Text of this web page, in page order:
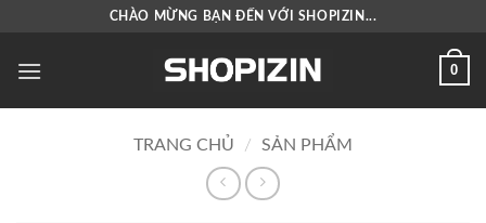
nội
CHÀO MỪNG BẠN ĐẾN VỚI SHOPIZIN...
0
TRANG CHỦ / SẢN PHẨM